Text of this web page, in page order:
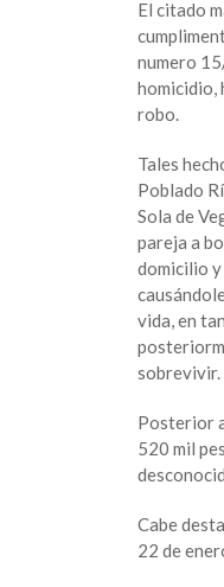
El citado
numero
homicidio,
robo.
Tales
Poblado
Sola de
pareja a
domicilio y
vida, en
sobrevivir.
Posterior
520 mil
Cabe
22 de